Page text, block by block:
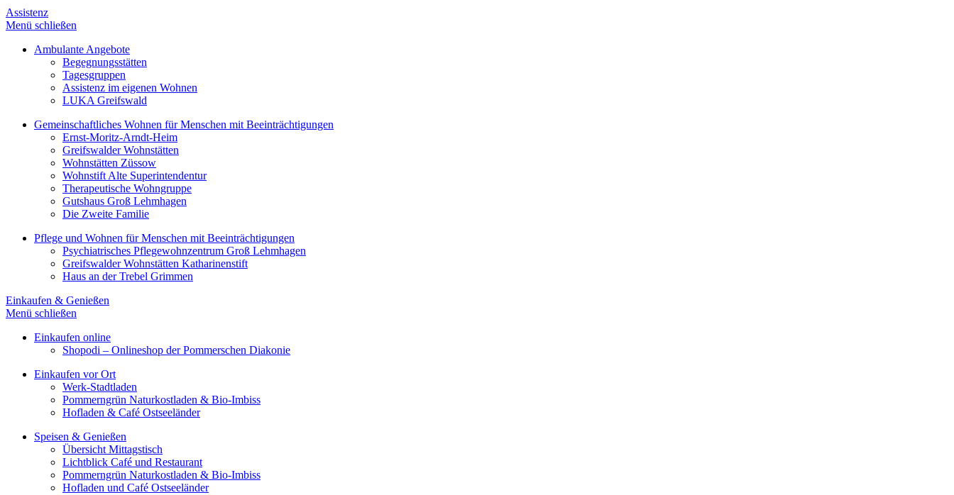
Assistenz
Menü schließen
Ambulante Angebote
Begegnungsstätten
Tagesgruppen
Assistenz im eigenen Wohnen
LUKA Greifswald
Gemeinschaftliches Wohnen für Menschen mit Beeinträchtigungen
Ernst-Moritz-Arndt-Heim
Greifswalder Wohnstätten
Wohnstätten Züssow
Wohnstift Alte Superintendentur
Therapeutische Wohngruppe
Gutshaus Groß Lehmhagen
Die Zweite Familie
Pflege und Wohnen für Menschen mit Beeinträchtigungen
Psychiatrisches Pflegewohnzentrum Groß Lehmhagen
Greifswalder Wohnstätten Katharinenstift
Haus an der Trebel Grimmen
Einkaufen & Genießen
Menü schließen
Einkaufen online
Shopodi – Onlineshop der Pommerschen Diakonie
Einkaufen vor Ort
Werk-Stadtladen
Pommerngrün Naturkostladen & Bio-Imbiss
Hofladen & Café Ostseeländer
Speisen & Genießen
Übersicht Mittagstisch
Lichtblick Café und Restaurant
Pommerngrün Naturkostladen & Bio-Imbiss
Hofladen und Café Ostseeländer